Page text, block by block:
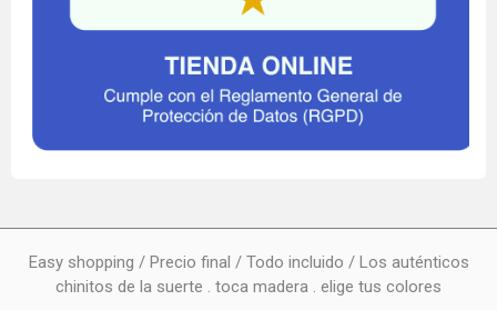
Easy shopping / Precio final / Todo incluido / Los auténticos
chinitos de la suerte . toca madera . elige tus colores